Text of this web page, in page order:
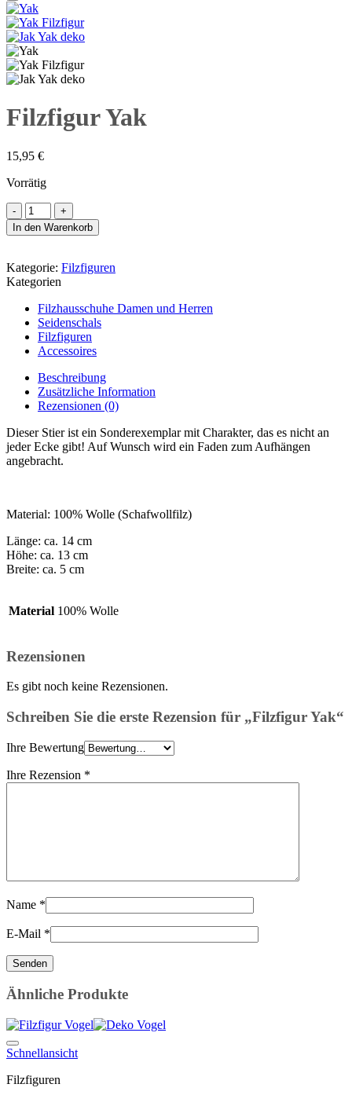
Filzfigur Yak
15,95 €
Vorrätig
Filzfigur
Yak
Menge
In den Warenkorb
Kategorie: Filzfiguren
Kategorien
Filzhausschuhe Damen und Herren
Seidenschals
Filzfiguren
Accessoires
Beschreibung
Zusätzliche Information
Rezensionen (0)
Dieser Stier ist ein Sonderexemplar mit Charakter, das es nicht an
jeder Ecke gibt! Auf Wunsch wird ein Faden zum Aufhängen
angebracht.
Material: 100% Wolle (Schafwollfilz)
Länge: ca. 14 cm
Höhe: ca. 13 cm
Breite: ca. 5 cm
Material 100% Wolle
Rezensionen
Es gibt noch keine Rezensionen.
Schreiben Sie die erste Rezension für „Filzfigur Yak“
Ihre Bewertung
Ihre Rezension *
Name *
E-Mail *
Ähnliche Produkte
Schnellansicht
Filzfiguren